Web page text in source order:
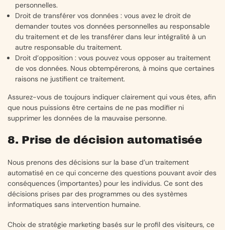
personnelles.
Droit de transférer vos données : vous avez le droit de
demander toutes vos données personnelles au responsable
du traitement et de les transférer dans leur intégralité à un
autre responsable du traitement.
Droit d’opposition : vous pouvez vous opposer au traitement
de vos données. Nous obtempérerons, à moins que certaines
raisons ne justifient ce traitement.
Assurez-vous de toujours indiquer clairement qui vous êtes, afin
que nous puissions être certains de ne pas modifier ni
supprimer les données de la mauvaise personne.
8. Prise de décision automatisée
Nous prenons des décisions sur la base d’un traitement
automatisé en ce qui concerne des questions pouvant avoir des
conséquences (importantes) pour les individus. Ce sont des
décisions prises par des programmes ou des systèmes
informatiques sans intervention humaine.
Choix de stratégie marketing basés sur le profil des visiteurs, ce